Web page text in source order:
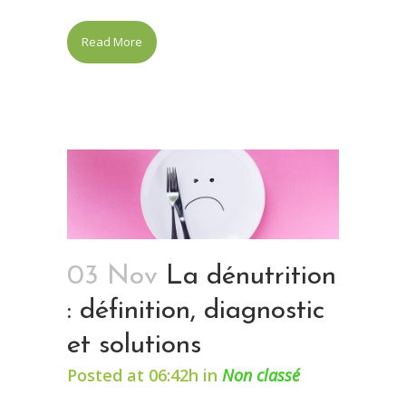
Read More
03 Nov La dénutrition
: définition, diagnostic
et solutions
Posted at 06:42h in Non classé